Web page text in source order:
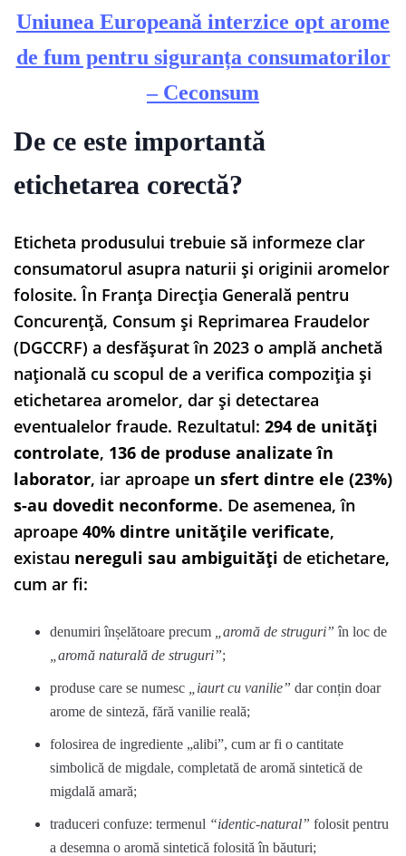
Uniunea Europeană interzice opt arome
de fum pentru siguranța consumatorilor
– Ceconsum
De ce este importantă
etichetarea corectă?
Eticheta produsului trebuie să informeze clar
consumatorul asupra naturii și originii aromelor
folosite. În Franța Direcția Generală pentru
Concurență, Consum și Reprimarea Fraudelor
(DGCCRF) a desfășurat în 2023 o amplă anchetă
națională cu scopul de a verifica compoziția și
etichetarea aromelor, dar și detectarea
eventualelor fraude. Rezultatul: 294 de unități
controlate, 136 de produse analizate în
laborator, iar aproape un sfert dintre ele (23%)
s-au dovedit neconforme. De asemenea, în
aproape 40% dintre unitățile verificate,
existau nereguli sau ambiguități de etichetare,
cum ar fi:
denumiri înșelătoare precum „aromă de struguri” în loc de
„aromă naturală de struguri”;
produse care se numesc „iaurt cu vanilie” dar conțin doar
arome de sinteză, fără vanilie reală;
folosirea de ingrediente „alibi”, cum ar fi o cantitate
simbolică de migdale, completată de aromă sintetică de
migdală amară;
traduceri confuze: termenul “identic-natural” folosit pentru
a desemna o aromă sintetică folosită în băuturi;